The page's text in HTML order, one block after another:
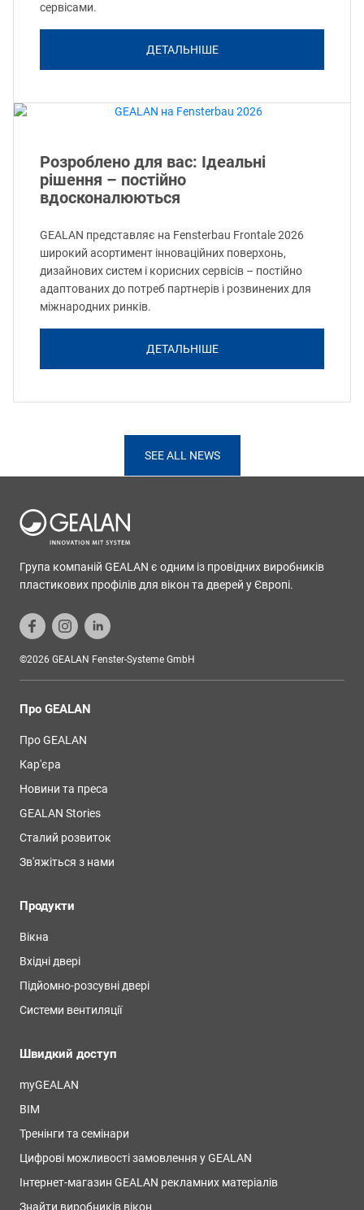
сервісами.
ДЕТАЛЬНІШЕ
Розроблено для вас: Ідеальні
рішення – постійно
вдосконалюються
GEALAN представляє на Fensterbau Frontale 2026
широкий асортимент інноваційних поверхонь,
дизайнових систем і корисних сервісів – постійно
адаптованих до потреб партнерів і розвинених для
міжнародних ринків.
ДЕТАЛЬНІШЕ
SEE ALL NEWS
Група компаній GEALAN є одним із провідних виробників
пластикових профілів для вікон та дверей у Європі.
©2026 GEALAN Fenster-Systeme GmbH
Про GEALAN
Про GEALAN
Кар'єра
Новини та преса
GEALAN Stories
Сталий розвиток
Зв'яжіться з нами
Продукти
Вікна
Вхідні двері
Підйомно-розсувні двері
Системи вентиляції
Швидкий доступ
myGEALAN
BIM
Тренінги та семінари
Цифрові можливості замовлення у GEALAN
Інтернет-магазин GEALAN рекламних матеріалів
Знайти виробників вікон